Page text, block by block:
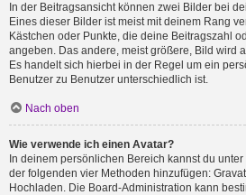
In der Beitragsansicht können zwei Bilder bei
Eines dieser Bilder ist meist mit deinem Rang
Kästchen oder Punkte, die deine Beitragszahl
angeben. Das andere, meist größere, Bild wird
Es handelt sich hierbei in der Regel um ein
Benutzer zu Benutzer unterschiedlich ist.
Nach oben
Wie verwende ich einen Avatar?
In deinem persönlichen Bereich kannst du unter
der folgenden vier Methoden hinzufügen:
Hochladen. Die Board-Administration kann